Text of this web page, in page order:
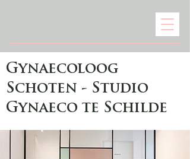
Gynaecoloog
Schoten - Studio
Gynaeco te Schilde